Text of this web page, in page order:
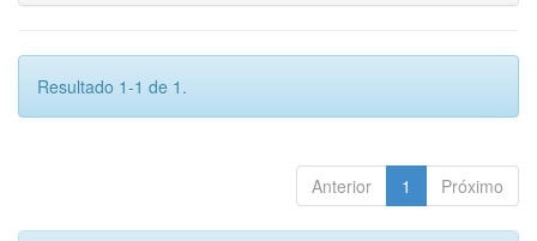
Resultado 1-1 de 1.
Anterior 1 Próximo